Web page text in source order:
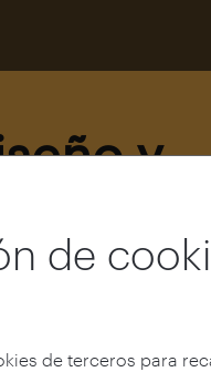
de
de terceros para
y
una